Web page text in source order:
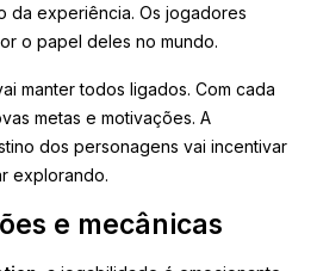
da experiência. Os jogadores
o papel deles no mundo.
manter todos ligados. Com cada
metas e motivações. A
dos personagens vai incentivar
explorando.
e mecânicas